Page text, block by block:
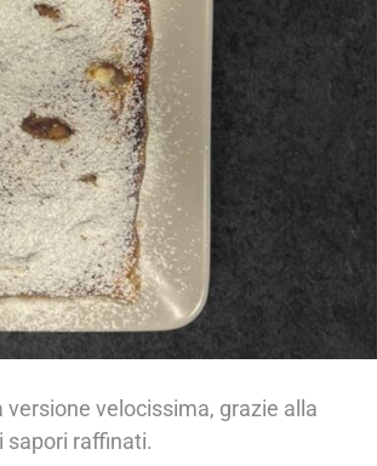
versione velocissima, grazie alla
sapori raffinati.